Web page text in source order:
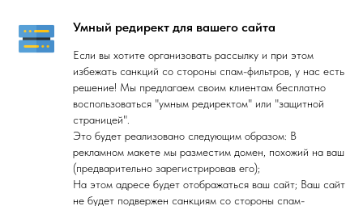
Умный редирект для вашего сайта
Если вы хотите организовать рассылку и при этом
избежать санкций со стороны спам-фильтров, у нас есть
решение! Мы предлагаем своим клиентам бесплатно
воспользоваться "умным редиректом" или "защитной
страницей".
Это будет реализовано следующим образом: В
рекламном макете мы разместим домен, похожий на ваш
(предварительно зарегистрировав его);
На этом адресе будет отображаться ваш сайт; Ваш сайт
не будет подвержен санкциям со стороны спам-